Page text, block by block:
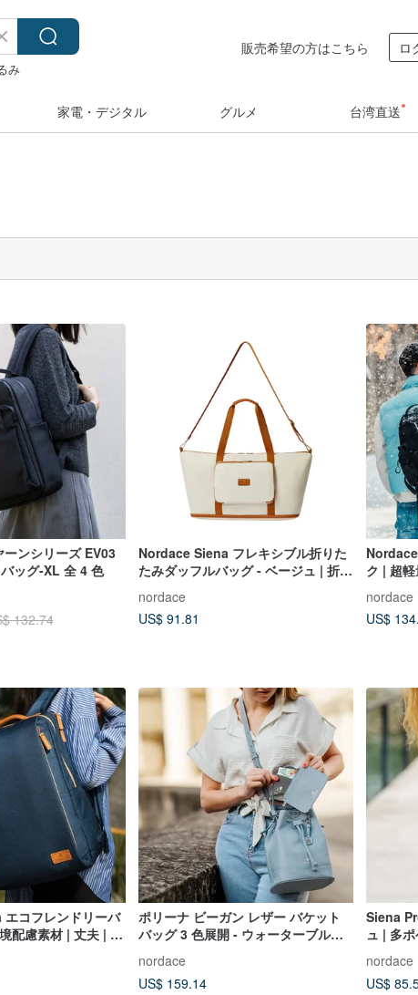
み
販売希望の方はこちら ロ
家電・デジタル グルメ 台湾直送
ーンシリーズ EV03
ッグ-XL 全 4 色
132.74
Nordace Siena フレキシブル折りた
たみダッフルバッグ - ベージュ | 折り
| 旅行
nordace
US$ 91.81
ク | 超
nordace
US$
コフレンドリーバ
配慮素材 | 丈夫 | 多
ポリーナ ビーガン レザー バケット
バッグ 3 色展開 - ウォーターブルー|
バッグ
nordace
US$ 159.14
Siena
ュ | 多
nordace
US$